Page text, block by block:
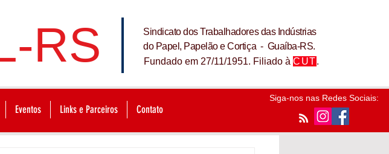
RS
Sindicato dos Trabalhadores das Indústrias
do Papel, Papelão e Cortiça - Guaíba-RS.
Fundado em 27/11/1951. Filiado à CUT.
Eventos Links e Parceiros Contato
Siga-nos nas Redes Sociais: